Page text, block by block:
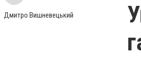
Дмитро Вишневецький